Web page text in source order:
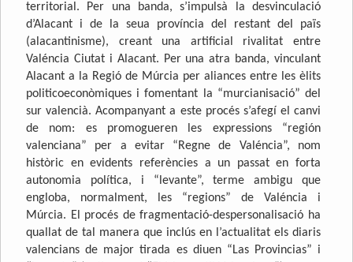
territorial. Per una banda, s’impulsà la desvinculació
d’Alacant i de la seua província del restant del païs
(alacantinisme), creant una artificial rivalitat entre
Valéncia Ciutat i Alacant. Per una atra banda, vinculant
Alacant a la Regió de Múrcia per aliances entre les èlits
politicoeconòmiques i fomentant la “murcianisació” del
sur valencià. Acompanyant a este procés s’afegí el canvi
de nom: es promogueren les expressions “región
valenciana” per a evitar “Regne de Valéncia”, nom
històric en evidents referències a un passat en forta
autonomia política, i “levante”, terme ambigu que
engloba, normalment, les “regions” de Valéncia i
Múrcia. El procés de fragmentació-despersonalisació ha
quallat de tal manera que inclús en l’actualitat els diaris
valencians de major tirada es diuen “Las Provincias” i